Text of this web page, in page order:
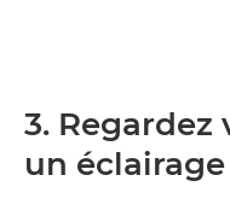
3.
un